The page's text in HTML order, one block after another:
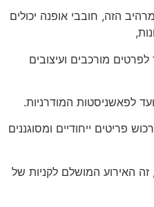
הזה, חובבי אופנה יכולים
לפרטים מורכבים ועיצובים
לפאשניסטות המודרניות.
פריטים ייחודיים ומסוגננים
האירוע המושלם לקניות של